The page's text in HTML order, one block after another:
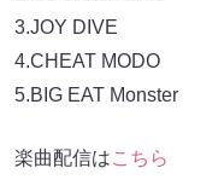
3.JOY DIVE
4.CHEAT MODO
5.BIG EAT Monster
楽曲配信はこちら